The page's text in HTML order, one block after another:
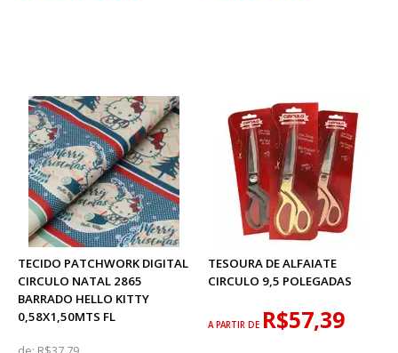
TECIDO PATCHWORK DIGITAL
CIRCULO NATAL 2865
BARRADO HELLO KITTY
0,58X1,50MTS FL
TESOURA DE ALFAIATE
CIRCULO 9,5 POLEGADAS
A PARTIR DE R$57,39